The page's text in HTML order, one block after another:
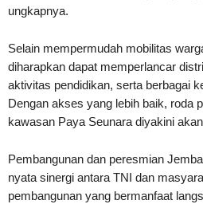
ungkapnya.
Selain mempermudah mobilitas
diharapkan dapat memperlancar
aktivitas pendidikan, serta berbagai
Dengan akses yang lebih baik, roda
kawasan Paya Seunara diyakini
Pembangunan dan peresmian
nyata sinergi antara TNI dan
pembangunan yang bermanfaat